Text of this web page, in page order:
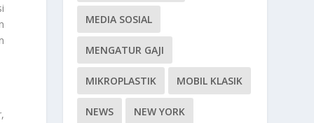
MEDIA SOSIAL
MENGATUR GAJI
MIKROPLASTIK MOBIL KLASIK
NEWS NEW YORK